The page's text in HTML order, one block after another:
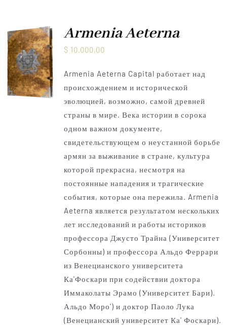
Контакт
Armenia Aeterna
$ 10.000,00
Armenia Aeterna Capital работает над
происхождением и исторической
эволюцией, возможно, самой древней
страны в мире. Века истории в сорока
одном важном документе,
свидетельствующем о неустанной борьбе
армян за выживание в стране, культура
которой прекрасна, несмотря на
постоянные нападения и трагические
события, которые она пережила. Armenia
Aeterna является результатом нескольких
лет исследований и работы историков
профессора Джусто Трайна (Университет
Сорбонны) и профессора Альдо Феррари
из Венецианского университета
Ка'Фоскари при содействии доктора
Иммаколаты Эрамо (Университет Бари).
Альдо Моро') и доктор Паоло Лука
(Венецианский университет Ка' Фоскари).